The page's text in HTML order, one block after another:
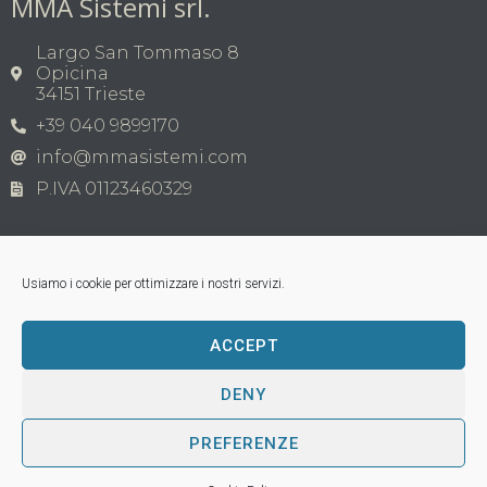
Usiamo i cookie per ottimizzare i nostri servizi.
ACCEPT
DENY
PREFERENZE
Largo San Tommaso 8
Opicina
34151 Trieste
+39 040 9899170
info@mmasistemi.com
P.IVA 01123460329
Copyright © MMA Sistemi s.r.l. 2026 | P.IVA
01123460329
Tutti i marchi appartengono ai legittimi proprietari;
loghi di terzi, nomi di prodotti commerciali, nomi di
corporazioni o aziende citati sono di proprietà dei
rispettivi titolari; tutti i marchi registrati vengono
utilizzati a puro scopo esplicativo, senza violazioni dei